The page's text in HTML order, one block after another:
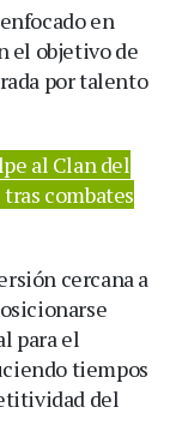
en
el objetivo de
por talento
al Clan del
combates
cercana a
para el
tiempos
del